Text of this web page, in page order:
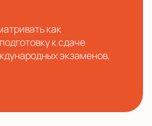
как
к сдаче
экзаменов,